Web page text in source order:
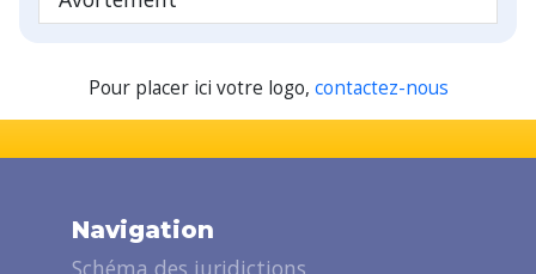
Pour placer ici votre logo, contactez-nous
Navigation
Schéma des juridictions